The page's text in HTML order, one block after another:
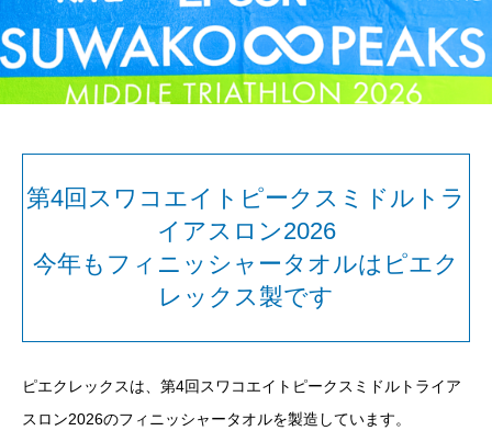
第4回スワコエイトピークスミドルトラ
イアスロン2026
今年もフィニッシャータオルはピエク
レックス製です
ピエクレックスは、第4回スワコエイトピークスミドルトライア
スロン2026のフィニッシャータオルを製造しています。